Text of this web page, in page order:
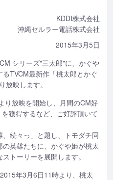
KDDI株式会社
沖縄セルラー電話株式会社
2015年3月5日
シリーズ"三太郎"に、かぐや
TVCM最新作「桃太郎とかぐ
放映します。
り放映を開始し、月間のCM好
獲得するなど、ご好評頂いて
続々っ」と題し、トモダチ同
英雄たちに、かぐや姫が桃太
トーリーを展開します。
年3月6日11時より、桃太